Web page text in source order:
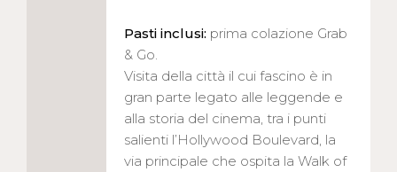
Pasti inclusi: prima colazione Grab
& Go.
Visita della città il cui fascino è in
gran parte legato alle leggende e
alla storia del cinema, tra i punti
salienti l’Hollywood Boulevard, la
via principale che ospita la Walk of